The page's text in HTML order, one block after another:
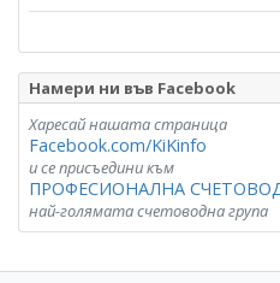
Намери ни във Facebook
Харесай нашата страница
Facebook.com/KiKinfo
и се присъедини към
ПРОФЕСИОНАЛНА
най-голямата счетоводна група